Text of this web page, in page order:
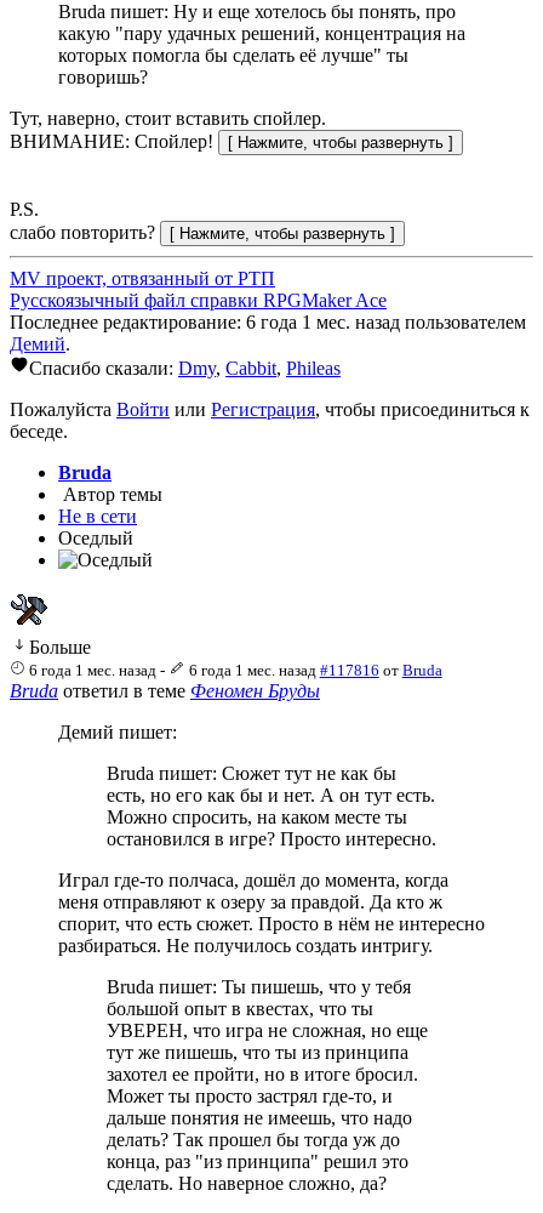
Bruda пишет: Ну и еще хотелось бы понять, про
какую "пару удачных решений, концентрация на
которых помогла бы сделать её лучше" ты
говоришь?
Тут, наверно, стоит вставить спойлер.
ВНИМАНИЕ: Спойлер!
P.S.
слабо повторить?
MV проект, отвязанный от РТП
Русскоязычный файл справки RPGMaker Ace
Последнее редактирование: 6 года 1 мес. назад пользователем
Демий.
Спасибо сказали: Dmy, Cabbit, Phileas
Пожалуйста Войти или Регистрация, чтобы присоединиться к
беседе.
Bruda
Автор темы
Не в сети
Оседлый
Больше
6 года 1 мес. назад - 6 года 1 мес. назад #117816 от Bruda
Bruda ответил в теме Феномен Бруды
Демий пишет:
Bruda пишет: Сюжет тут не как бы
есть, но его как бы и нет. А он тут есть.
Можно спросить, на каком месте ты
остановился в игре? Просто интересно.
Играл где-то полчаса, дошёл до момента, когда
меня отправляют к озеру за правдой. Да кто ж
спорит, что есть сюжет. Просто в нём не интересно
разбираться. Не получилось создать интригу.
Bruda пишет: Ты пишешь, что у тебя
большой опыт в квестах, что ты
УВЕРЕН, что игра не сложная, но еще
тут же пишешь, что ты из принципа
захотел ее пройти, но в итоге бросил.
Может ты просто застрял где-то, и
дальше понятия не имеешь, что надо
делать? Так прошел бы тогда уж до
конца, раз "из принципа" решил это
сделать. Но наверное сложно, да?